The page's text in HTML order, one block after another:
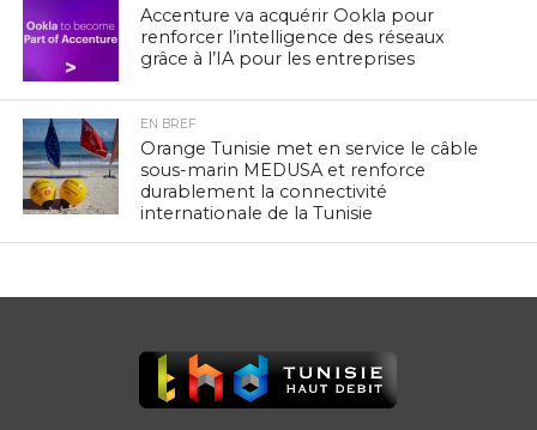
Accenture va acquérir Ookla pour
renforcer l’intelligence des réseaux
grâce à l’IA pour les entreprises
EN BREF
Orange Tunisie met en service le câble
sous-marin MEDUSA et renforce
durablement la connectivité
internationale de la Tunisie